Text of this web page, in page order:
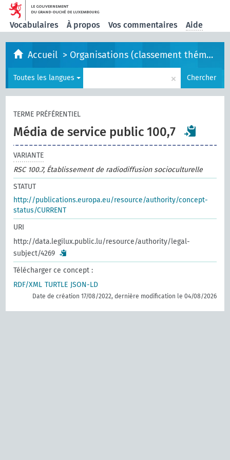
Vocabulaires À propos Vos commentaires Aide
Accueil > Organisations (classement thématique)
Toutes les langues × Chercher
TERME PRÉFÉRENTIEL
Média de service public 100,7
VARIANTE
RSC 100.7, Établissement de radiodiffusion socioculturelle
STATUT
http://publications.europa.eu/resource/authority/concept-
status/CURRENT
URI
http://data.legilux.public.lu/resource/authority/legal-
subject/4269
Télécharger ce concept :
RDF/XML TURTLE JSON-LD
Date de création 17/08/2022, dernière modification le 04/08/2026